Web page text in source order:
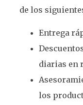
de los
Entrega
diarias en
los